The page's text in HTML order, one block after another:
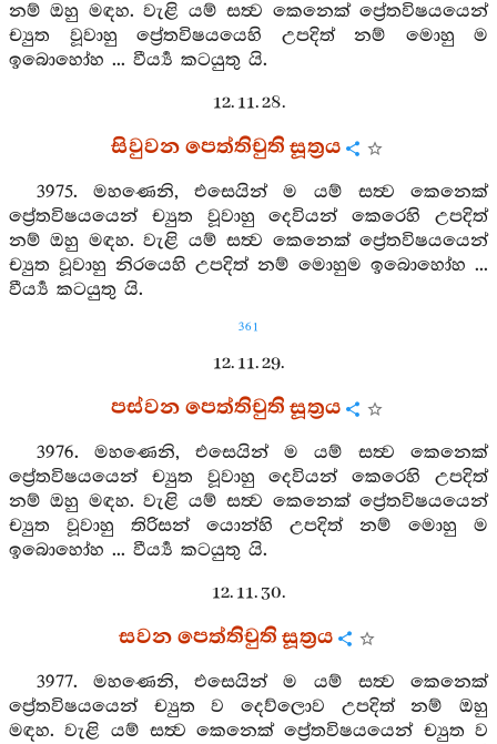
නම් ඔහු මඳහ. වැළි යම් සත්‍ව කෙනෙක් ප්‍රේතවිෂයයෙන්
ච්‍යුත වූවාහු ප්‍රේතවිෂයයෙහි උපදිත් නම් මොහු ම
ඉබොහෝහ ... වීර්‍ය්‍ය කටයුතු යි.
12. 11. 28.
සිවුවන පෙත්තිචුති සූත්‍රය
3975. මහණෙනි, එසෙයින් ම යම් සත්‍ව කෙනෙක්
ප්‍රේතවිෂයයෙන් ච්‍යුත වූවාහු දෙවියන් කෙරෙහි උපදිත්
නම් ඔහු මඳහ. වැළි යම් සත්‍ව කෙනෙක් ප්‍රේතවිෂයයෙන්
ච්‍යුත වූවාහු නිරයෙහි උපදිත් නම් මොහුම ඉබොහෝහ ...
වීර්‍ය්‍ය කටයුතු යි.
361
12. 11. 29.
පස්වන පෙත්තිචුති සූත්‍රය
3976. මහණෙනි, එසෙයින් ම යම් සත්‍ව කෙනෙක්
ප්‍රේතවිෂයයෙන් ච්‍යුත වූවාහු දෙවියන් කෙරෙහි උපදිත්
නම් ඔහු මඳහ. වැළි යම් සත්‍ව කෙනෙක් ප්‍රේතවිෂයයෙන්
ච්‍යුත වූවාහු තිරිසන් යොන්හි උපදිත් නම් මොහු ම
ඉබොහෝහ ... වීර්‍ය්‍ය කටයුතු යි.
12. 11. 30.
සවන පෙත්තිචුති සූත්‍රය
3977. මහණෙනි, එසෙයින් ම යම් සත්‍ව කෙනෙක්
ප්‍රේතවිෂයයෙන් ච්‍යුත ව දෙව්ලොව උපදිත් නම් ඔහු
මඳහ. වැළි යම් සත්‍ව කෙනෙක් ප්‍රේතවිෂයයෙන් ච්‍යුත ව